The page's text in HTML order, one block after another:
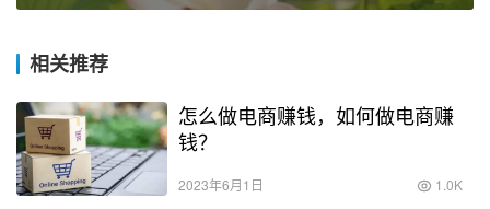
相关推荐
怎么做电商赚钱，如何做电商赚
钱？
2023年6月1日 1.0K